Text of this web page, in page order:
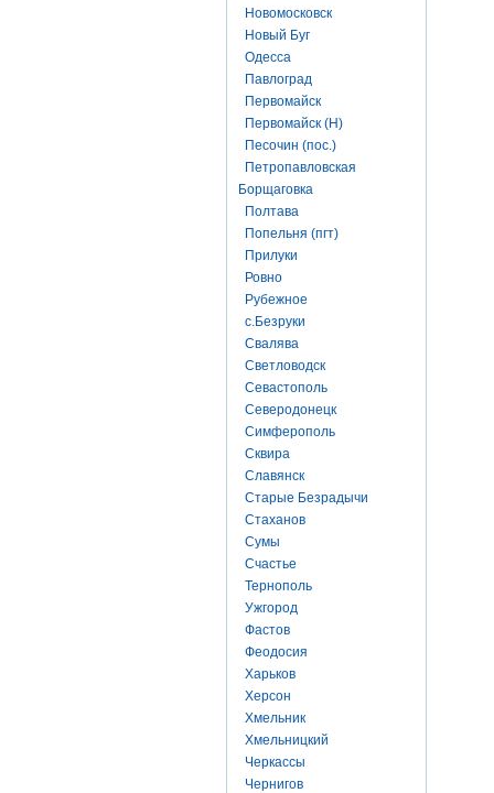
Новомосковск
Новый Буг
Одесса
Павлоград
Первомайск
Первомайск (Н)
Песочин (пос.)
Петропавловская
Борщаговка
Полтава
Попельня (пгт)
Прилуки
Ровно
Рубежное
с.Безруки
Свалява
Светловодск
Севастополь
Северодонецк
Симферополь
Сквира
Славянск
Старые Безрадычи
Стаханов
Сумы
Счастье
Тернополь
Ужгород
Фастов
Феодосия
Харьков
Херсон
Хмельник
Хмельницкий
Черкассы
Чернигов